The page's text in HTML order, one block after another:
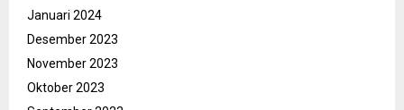
Januari 2024
Desember 2023
November 2023
Oktober 2023